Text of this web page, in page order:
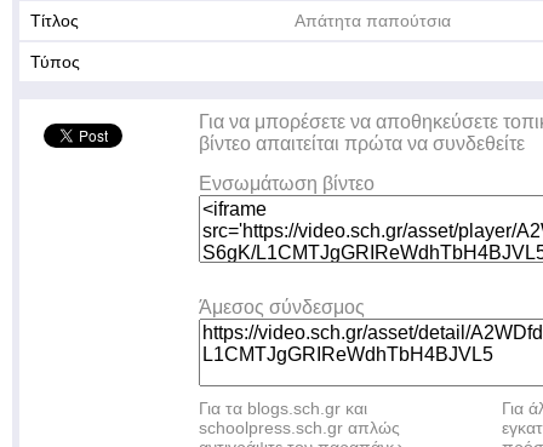
Τίτλος Απάτητα παπούτσια
Τύπος
Για να μπορέσετε να αποθηκεύσετε
βίντεο απαιτείται πρώτα να συνδεθείτε
Ενσωμάτωση βίντεο
Άμεσος σύνδεσμος
Για τα blogs.sch.gr και
schoolpress.sch.gr απλώς
Για